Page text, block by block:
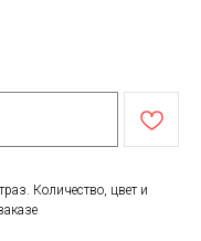
Количество, цвет и